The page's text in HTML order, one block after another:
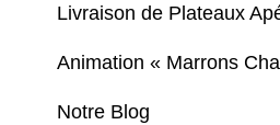
Livraison de Plateaux
Animation « Marrons
Notre Blog